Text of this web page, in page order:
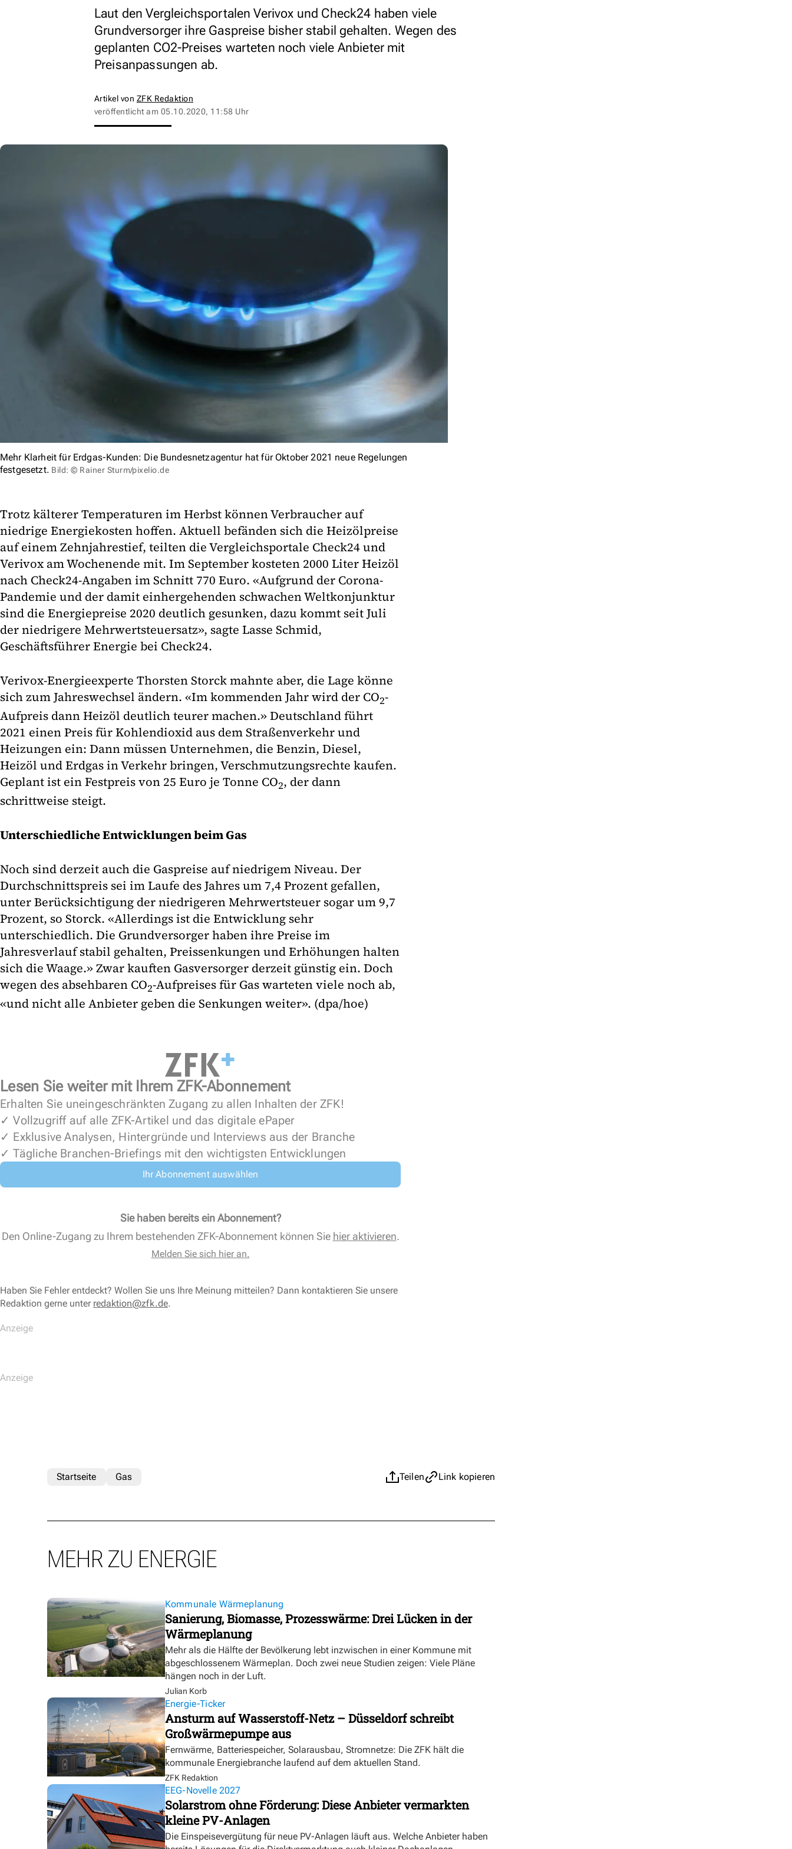
Laut den Vergleichsportalen Verivox und Check24 haben viele
Grundversorger ihre Gaspreise bisher stabil gehalten. Wegen des
geplanten CO2-Preises warteten noch viele Anbieter mit
Preisanpassungen ab.
Artikel von ZFK Redaktion
veröffentlicht am 05.10.2020, 11:58 Uhr
Mehr Klarheit für Erdgas-Kunden: Die Bundesnetzagentur hat für Oktober 2021 neue Regelungen
festgesetzt. Bild: © Rainer Sturm/pixelio.de
Trotz kälterer Temperaturen im Herbst können Verbraucher auf
niedrige Energiekosten hoffen. Aktuell befänden sich die Heizölpreise
auf einem Zehnjahrestief, teilten die Vergleichsportale Check24 und
Verivox am Wochenende mit. Im September kosteten 2000 Liter Heizöl
nach Check24-Angaben im Schnitt 770 Euro. «Aufgrund der Corona-
Pandemie und der damit einhergehenden schwachen Weltkonjunktur
sind die Energiepreise 2020 deutlich gesunken, dazu kommt seit Juli
der niedrigere Mehrwertsteuersatz», sagte Lasse Schmid,
Geschäftsführer Energie bei Check24.
Verivox-Energieexperte Thorsten Storck mahnte aber, die Lage könne
sich zum Jahreswechsel ändern. «Im kommenden Jahr wird der CO2-
Aufpreis dann Heizöl deutlich teurer machen.» Deutschland führt
2021 einen Preis für Kohlendioxid aus dem Straßenverkehr und
Heizungen ein: Dann müssen Unternehmen, die Benzin, Diesel,
Heizöl und Erdgas in Verkehr bringen, Verschmutzungsrechte kaufen.
Geplant ist ein Festpreis von 25 Euro je Tonne CO2, der dann
schrittweise steigt.
Unterschiedliche Entwicklungen beim Gas
Noch sind derzeit auch die Gaspreise auf niedrigem Niveau. Der
Durchschnittspreis sei im Laufe des Jahres um 7,4 Prozent gefallen,
unter Berücksichtigung der niedrigeren Mehrwertsteuer sogar um 9,7
Prozent, so Storck. «Allerdings ist die Entwicklung sehr
unterschiedlich. Die Grundversorger haben ihre Preise im
Jahresverlauf stabil gehalten, Preissenkungen und Erhöhungen halten
sich die Waage.» Zwar kauften Gasversorger derzeit günstig ein. Doch
wegen des absehbaren CO2-Aufpreises für Gas warteten viele noch ab,
«und nicht alle Anbieter geben die Senkungen weiter». (dpa/hoe)
Lesen Sie weiter mit Ihrem ZFK-Abonnement
Erhalten Sie uneingeschränkten Zugang zu allen Inhalten der ZFK!
✓ Vollzugriff auf alle ZFK-Artikel und das digitale ePaper
✓ Exklusive Analysen, Hintergründe und Interviews aus der Branche
✓ Tägliche Branchen-Briefings mit den wichtigsten Entwicklungen
Ihr Abonnement auswählen
Sie haben bereits ein Abonnement?
Den Online-Zugang zu Ihrem bestehenden ZFK-Abonnement können Sie hier aktivieren.
Melden Sie sich hier an.
Haben Sie Fehler entdeckt? Wollen Sie uns Ihre Meinung mitteilen? Dann kontaktieren Sie unsere
Redaktion gerne unter redaktion@zfk.de.
Teilen Link kopieren
Startseite Gas
MEHR ZU ENERGIE
Kommunale Wärmeplanung
Sanierung, Biomasse, Prozesswärme: Drei Lücken in der
Wärmeplanung
Mehr als die Hälfte der Bevölkerung lebt inzwischen in einer Kommune mit
abgeschlossenem Wärmeplan. Doch zwei neue Studien zeigen: Viele Pläne
hängen noch in der Luft.
Julian Korb
Energie-Ticker
Ansturm auf Wasserstoff-Netz – Düsseldorf schreibt
Großwärmepumpe aus
Fernwärme, Batteriespeicher, Solarausbau, Stromnetze: Die ZFK hält die
kommunale Energiebranche laufend auf dem aktuellen Stand.
ZFK Redaktion
EEG-Novelle 2027
Solarstrom ohne Förderung: Diese Anbieter vermarkten
kleine PV-Anlagen
Die Einspeisevergütung für neue PV-Anlagen läuft aus. Welche Anbieter haben